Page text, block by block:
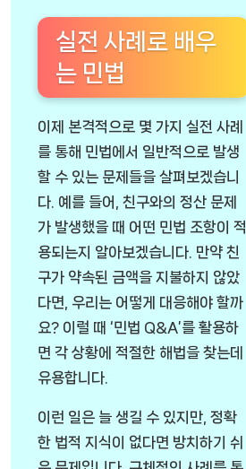
실전 사례로 배우
는 민법
이제 본격적으로 몇 가지 실전 사례
를 통해 민법에서 일반적으로 발생
할 수 있는 문제들을 살펴보겠습니
다. 예를 들어, 친구와의 정산 문제
가 발생했을 때 어떤 민법 조항이 적
용되는지 알아보겠습니다. 만약 친
구가 약속된 금액을 지불하지 않았
다면, 우리는 어떻게 대응해야 할까
요? 이럴 때 ‘민법 Q&A’를 활용하
면 각 상황에 적절한 해법을 찾는데
유용합니다.
이런 일은 늘 생길 수 있지만, 정확
한 법적 지식이 없다면 방치하기 쉬